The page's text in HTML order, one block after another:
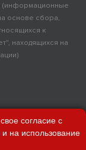
(информационные
основе сбора,
к
находящихся на
согласие с
и на использование